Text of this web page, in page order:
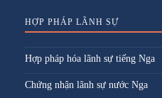
HỢP PHÁP LÃNH SỰ
Hợp pháp hóa lãnh sự tiếng Nga
Chứng nhận lãnh sự nước Nga